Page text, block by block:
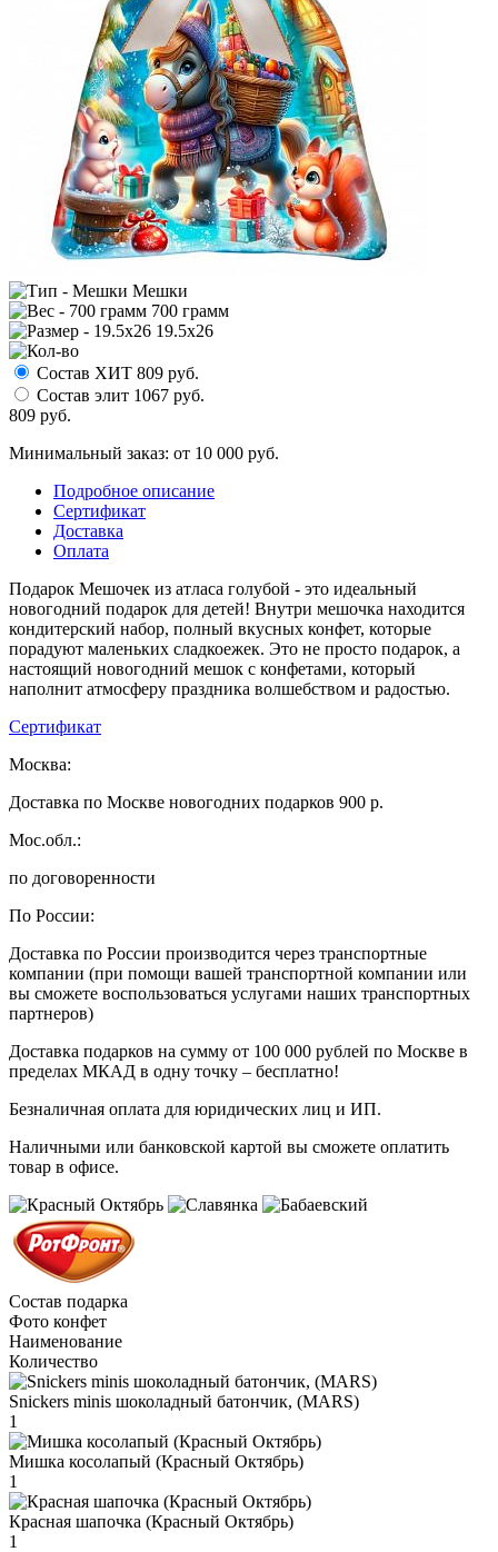
Мешки
700 грамм
19.5х26
Состав ХИТ 809 руб.
Состав элит 1067 руб.
809 руб.
Минимальный заказ: от 10 000 руб.
Подробное описание
Сертификат
Доставка
Оплата
Подарок Мешочек из атласа голубой - это идеальный
новогодний подарок для детей! Внутри мешочка находится
кондитерский набор, полный вкусных конфет, которые
порадуют маленьких сладкоежек. Это не просто подарок, а
настоящий новогодний мешок с конфетами, который
наполнит атмосферу праздника волшебством и радостью.
Сертификат
Москва:
Доставка по Москве новогодних подарков 900 р.
Мос.обл.:
по договоренности
По России:
Доставка по России производится через транспортные
компании (при помощи вашей транспортной компании или
вы сможете воспользоваться услугами наших транспортных
партнеров)
Доставка подарков на сумму от 100 000 рублей по Москве в
пределах МКАД в одну точку – бесплатно!
Безналичная оплата для юридических лиц и ИП.
Наличными или банковской картой вы сможете оплатить
товар в офисе.
Состав подарка
Фото конфет
Наименование
Количество
Snickers minis шоколадный батончик, (MARS)
1
Мишка косолапый (Красный Октябрь)
1
Красная шапочка (Красный Октябрь)
1